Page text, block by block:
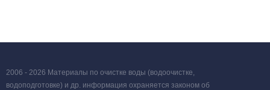
2006 - 2026 Материалы по очистке воды (водоочистке,
водоподготовке) и др. информация охраняется законом об